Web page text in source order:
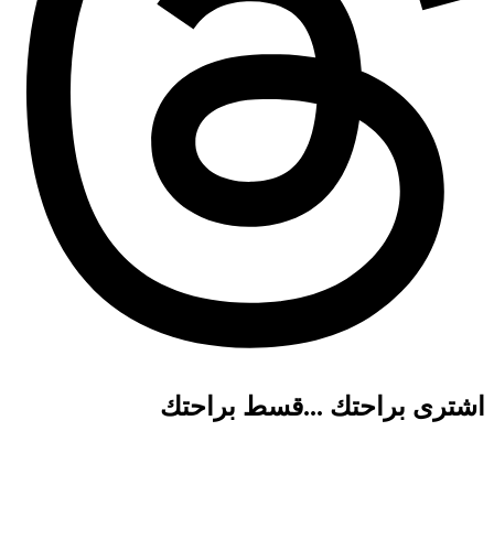
اشترى براحتك ...قسط براحتك